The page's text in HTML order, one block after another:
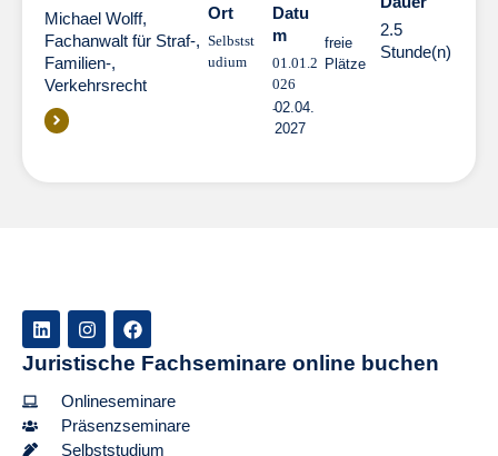
Michael Wolff,
Fachanwalt für Straf-,
Familien-,
Verkehrsrecht
Ort
Selbstst
udium
Datu
m
01.01.2
026
02.04.
2027
freie
Plätze
2.5
Stunde(n)
Juristische Fachseminare online buchen
Onlineseminare
Präsenzseminare
Selbststudium